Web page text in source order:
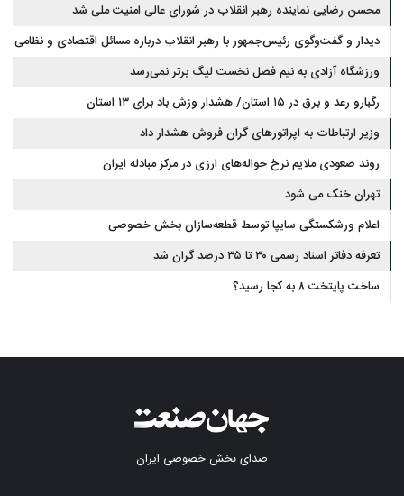
ارتش
محسن رضایی نماینده رهبر انقلاب در شورای عالی امنیت ملی شد
دیدار و گفت‌وگوی رئیس‌جمهور با رهبر انقلاب درباره مسائل اقتصادی و نظامی
کشور
ورزشگاه آزادی به نیم فصل نخست لیگ برتر نمی‌رسد
رگبارو رعد و برق در ۱۵ استان/ هشدار وزش باد برای ۱۳ استان‌
وزیر ارتباطات به اپراتورهای گران فروش هشدار داد
روند صعودی ملایم نرخ حواله‌های ارزی در مرکز مبادله ایران
تهران خنک می شود
اعلام ورشکستگی سایپا توسط قطعه‌سازان بخش خصوصی
تعرفه دفاتر اسناد رسمی ۳۰ تا ۳۵ درصد گران شد
ساخت پایتخت ۸ به کجا رسید؟
صدای بخش خصوصی ایران